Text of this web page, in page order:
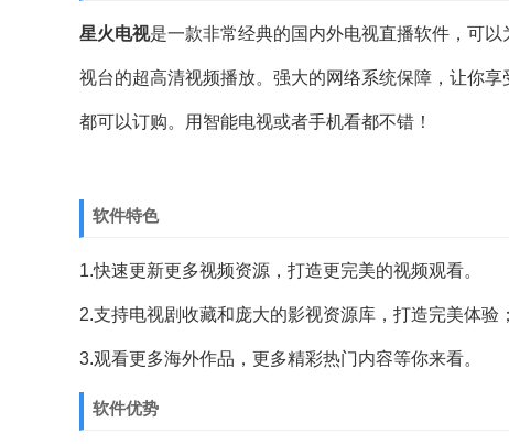
星火电视是一款非常经典的国内外电视直播软件，可
视台的超高清视频播放。强大的网络系统保障，让你
都可以订购。用智能电视或者手机看都不错！
软件特色
1.快速更新更多视频资源，打造更完美的视频观看。
2.支持电视剧收藏和庞大的影视资源库，打造完美体验；
3.观看更多海外作品，更多精彩热门内容等你来看。
软件优势